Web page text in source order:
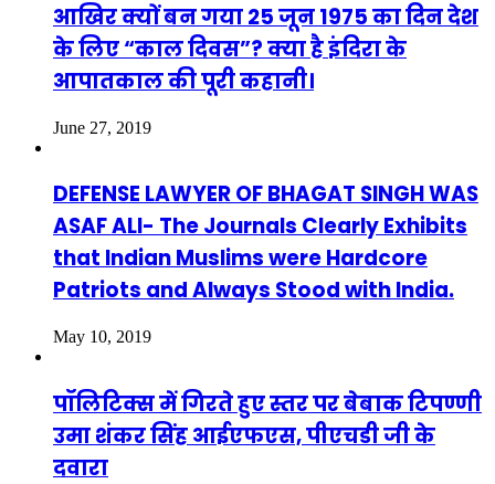
आखिर क्यों बन गया 25 जून 1975 का दिन देश
के लिए “काल दिवस”? क्या है इंदिरा के
आपातकाल की पूरी कहानी।
June 27, 2019
DEFENSE LAWYER OF BHAGAT SINGH WAS
ASAF ALI- The Journals Clearly Exhibits
that Indian Muslims were Hardcore
Patriots and Always Stood with India.
May 10, 2019
पॉलिटिक्स में गिरते हुए स्तर पर बेबाक टिपण्णी
उमा शंकर सिंह आईएफएस, पीएचडी जी के
दवारा